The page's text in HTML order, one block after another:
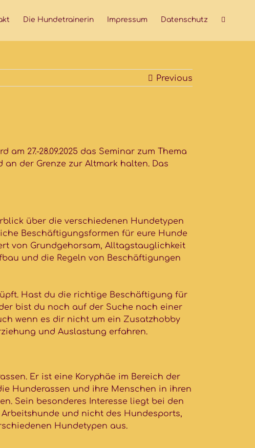
Die Hundetrainerin Impressum Datenschutz
Previous
27.-28.09.2025 das Seminar zum Thema
der Grenze zur Altmark halten. Das
über die verschiedenen Hundetypen
Beschäftigungsformen für eure Hunde
von Grundgehorsam, Alltagstauglichkeit
und die Regeln von Beschäftigungen
Hast du die richtige Beschäftigung für
bist du noch auf der Suche nach einer
wenn es dir nicht um ein Zusatzhobby
und Auslastung erfahren.
Er ist eine Koryphäe im Bereich der
Hunderassen und ihre Menschen in ihren
Sein besonderes Interesse liegt bei den
und nicht des Hundesports,
Hundetypen aus.